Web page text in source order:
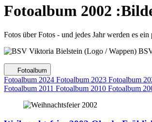
Fotoalbum 2002 :
Fotos über Fotos - und jedes Jahr werden es
Fotoalbum
Fotoalbum 2024 Fotoalbum 2023 Fotoalbum
Fotoalbum 2011 Fotoalbum 2010 Fotoalbum